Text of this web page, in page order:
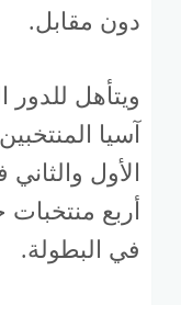
دون مقابل.
آسيا
الأول
أربع
في البطولة.